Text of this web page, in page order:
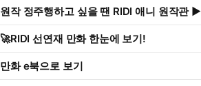
원작 정주행하고 싶을 땐 RIDI 애니 원작관 ▶
🚀RIDI 선연재 만화 한눈에 보기!
만화 e북으로 보기